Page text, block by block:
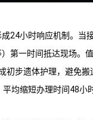
24小时响应机制。当
第一时间抵达现场。
步遗体护理，避免搬
均缩短办理时间48小时